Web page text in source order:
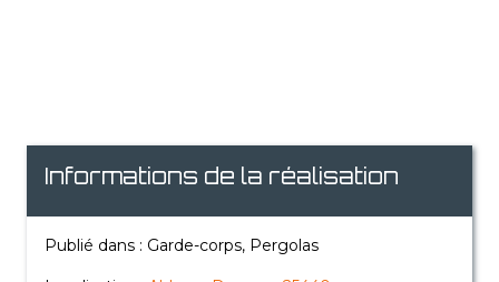
Informations de la réalisation
Publié dans : Garde-corps, Pergolas